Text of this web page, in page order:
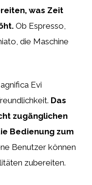
was Zeit
Ob Espresso,
die Maschine
Evi
Das
zugänglichen
Bedienung zum
Benutzer können
zubereiten.